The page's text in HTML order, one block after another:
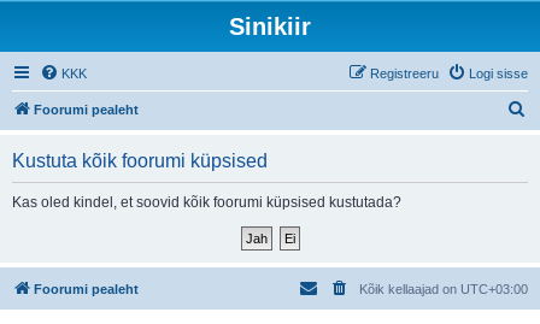
Sinikiir
KKK Logi sisse
Registreeru
Foorumi pealeht
Kustuta kõik foorumi küpsised
Kas oled kindel, et soovid kõik foorumi küpsised kustutada?
Foorumi pealeht Kõik kellaajad on UTC+03:00